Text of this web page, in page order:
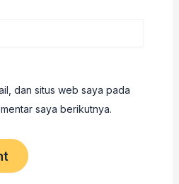
dan situs web saya pada
saya berikutnya.